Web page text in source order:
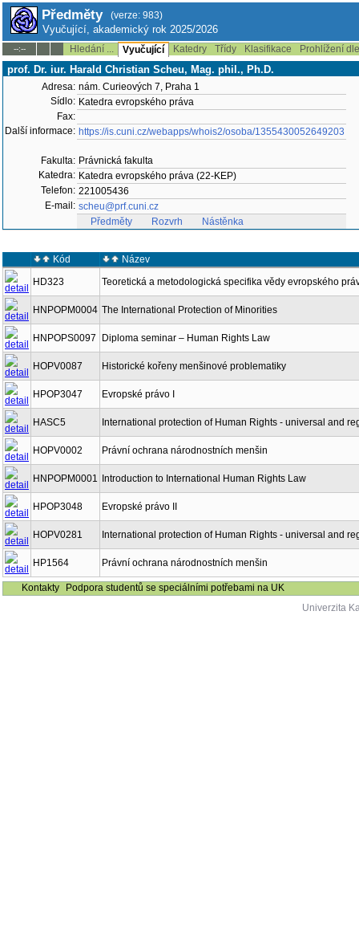
Předměty (verze: 983)
Vyučující, akademický rok 2025/2026
--:-- Hledání ... Vyučující Katedry Třídy Klasifikace Prohlížení
prof. Dr. iur. Harald Christian Scheu, Mag. phil., Ph.D.
Adresa: nám. Curieových 7, Praha 1
Sídlo: Katedra evropského práva
Fax:
Další informace: https://is.cuni.cz/webapps/whois2/osoba/1355430052649203
Fakulta: Právnická fakulta
Katedra: Katedra evropského práva (22-KEP)
Telefon: 221005436
E-mail: scheu@prf.cuni.cz
Předměty
Rozvrh Nástěnka
Kód
Název
HD323
Teoretická a metodologická specifika vědy evropského
HNPOPM0004 The International Protection of Minorities
HNPOPS0097 Diploma seminar – Human Rights Law
HOPV0087 Historické kořeny menšinové problematiky
HPOP3047 Evropské právo I
HASC5 International protection of Human Rights - universal and
HOPV0002 Právní ochrana národnostních menšin
HNPOPM0001 Introduction to International Human Rights Law
HPOP3048 Evropské právo II
HOPV0281 International protection of Human Rights - universal and
HP1564 Právní ochrana národnostních menšin
Kontakty
Podpora studentů se speciálními potřebami na UK
Univerzita